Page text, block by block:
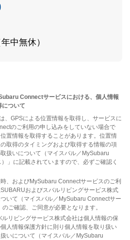
年中無休）
Connectサービスにおける、個人情報
について
、GPSによる位置情報を取得し、サービスに
のご利用の申し込みをしていない場合で
置情報を取得することがあります。位置情
取得のタイミングおよび取得する情報の項
扱いについて（マイスバル／MySubaru
」に記載されていますので、必ずご確認く
、およびMySubaru Connectサービスのご利
およびスバルリビングサービス株式
いて（マイスバル／MySubaru Connectサー
ご確認、ご同意が必要となります。
リビングサービス株式会社は個人情報の保
人情報保護方針に則り個人情報を取り扱い
いについて（マイスバル／MySubaru